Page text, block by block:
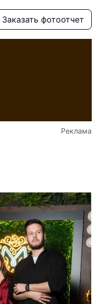
Заказать фотоотчет
Реклама